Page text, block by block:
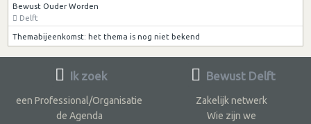
Bewust Ouder Worden
Delft
Themabijeenkomst: het thema is nog niet bekend
Ik zoek
een Professional/Organisatie
de Agenda
Bewust Delft
Zakelijk netwerk
Wie zijn we